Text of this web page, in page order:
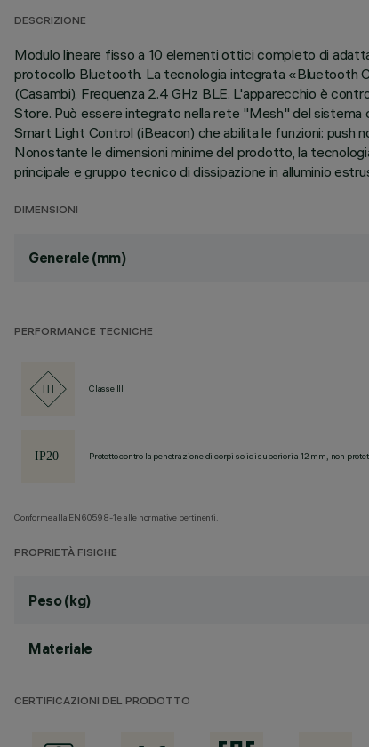
DESCRIZIONE
Modulo lineare fisso a 10 elementi ottici completo di
protocollo Bluetooth. La tecnologia integrata «Bluetooth
(Casambi). Frequenza 2.4 GHz BLE. L'apparecchio è
Store. Può essere integrato nella rete "Mesh" del
Smart Light Control (iBeacon) che abilita le funzioni:
Nonostante le dimensioni minime del prodotto, la
principale e gruppo tecnico di dissipazione in alluminio
DIMENSIONI
Generale (mm)
PERFORMANCE TECNICHE
Classe III
Protetto contro la penetrazione di corpi solidi superiori a 12 mm, non
Conforme alla EN60598-1 e alle normative pertinenti.
PROPRIETÀ FISICHE
Peso (kg)
Materiale
CERTIFICAZIONI DEL PRODOTTO